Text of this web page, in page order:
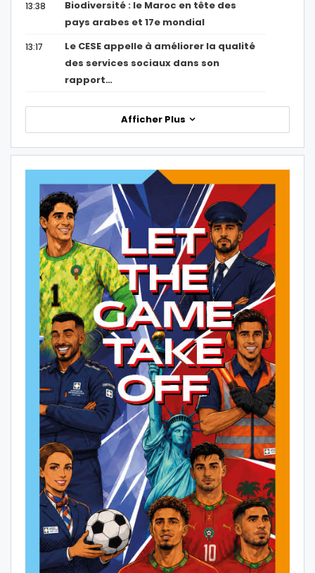
13:38
Biodiversité : le Maroc en tête des
pays arabes et 17e mondial
13:17
Le CESE appelle à améliorer la qualité
des services sociaux dans son
rapport…
Afficher Plus